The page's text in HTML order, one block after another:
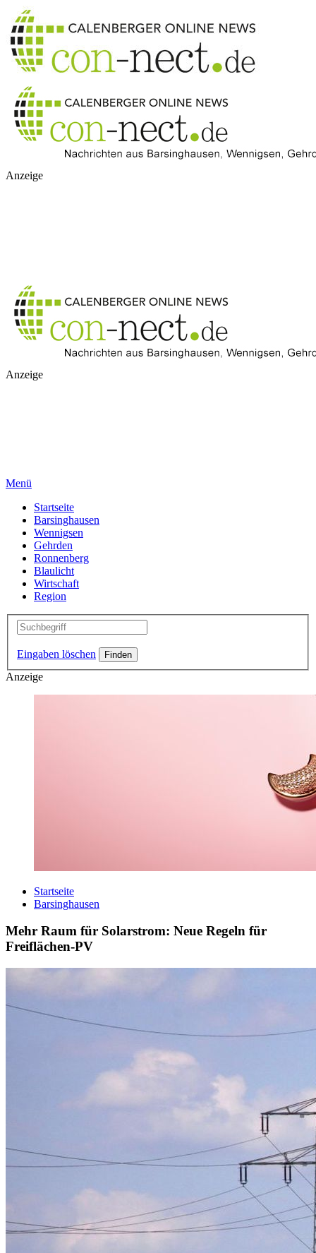
Anzeige
Anzeige
Menü
Startseite
Barsinghausen
Wennigsen
Gehrden
Ronnenberg
Blaulicht
Wirtschaft
Region
Eingaben löschen
Anzeige
Startseite
Barsinghausen
Mehr Raum für Solarstrom: Neue Regeln für
Freiflächen-PV